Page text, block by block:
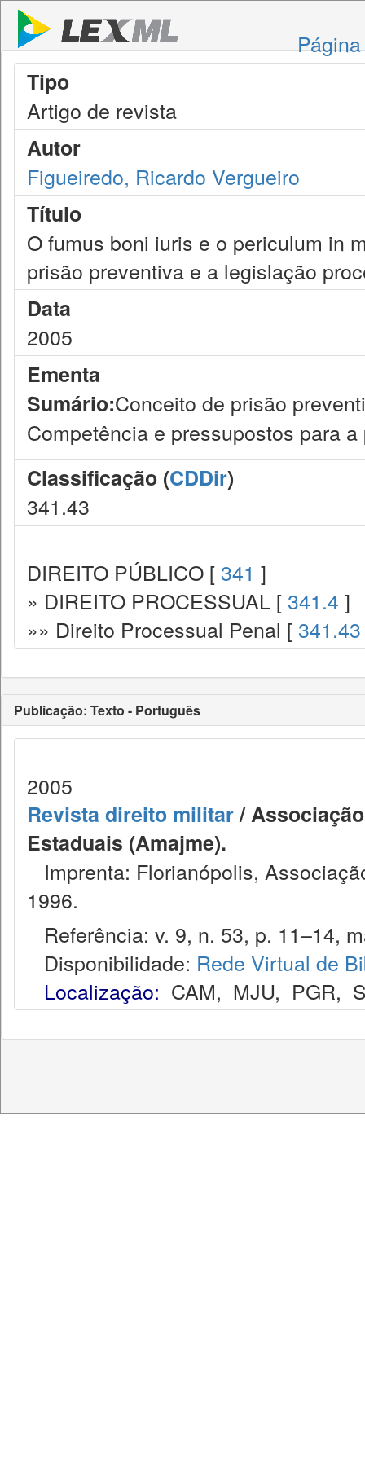
Tipo
Artigo de revista
Autor
Figueiredo, Ricardo Vergueiro
Título
O fumus boni iuris e o periculum in
prisão preventiva e a legislação
Data
2005
Ementa
Sumário:Conceito de prisão
Competência e pressupostos para
Classificação (CDDir)
341.43
DIREITO PÚBLICO [ 341 ]
» DIREITO PROCESSUAL [ 341.4 ]
»» Direito Processual Penal [ 341.43
Publicação: Texto - Português
2005
Revista direito militar/
Estaduais (Amajme).
Imprenta: Florianópolis,
1996.
Referência: v. 9, n. 53, p. 11–14,
Disponibilidade: Rede Virtual de
Localização: CAM, MJU, PGR,